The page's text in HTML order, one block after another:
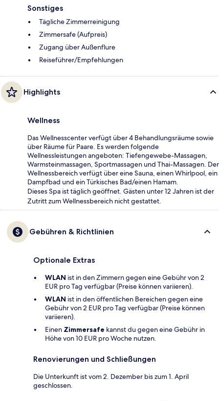
Sonstiges
Tägliche Zimmerreinigung
Zimmersafe (Aufpreis)
Zugang über Außenflure
Reiseführer/Empfehlungen
Highlights
Wellness
Das Wellnesscenter verfügt über 4 Behandlungsräume sowie
über Räume für Paare. Es werden folgende
Wellnessleistungen angeboten: Tiefengewebe-Massagen,
Warmsteinmassagen, Sportmassagen und Thai-Massagen. Der
Wellnessbereich verfügt über eine Sauna, einen Whirlpool, ein
Dampfbad und ein Türkisches Bad/einen Hamam.
Dieses Spa ist täglich geöffnet. Gästen unter 12 Jahren ist der
Zutritt zum Wellnessbereich nicht gestattet.
Gebühren & Richtlinien
Optionale Extras
WLAN ist in den Zimmern gegen eine Gebühr von 2
EUR pro Tag verfügbar (Preise können variieren).
WLAN ist in den öffentlichen Bereichen gegen eine
Gebühr von 2 EUR pro Tag verfügbar (Preise können
variieren).
Einen Zimmersafe kannst du gegen eine Gebühr in
Höhe von 10 EUR pro Woche nutzen.
Renovierungen und Schließungen
Die Unterkunft ist vom 2. Dezember bis zum 1. April
geschlossen.